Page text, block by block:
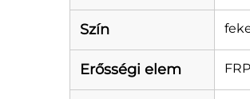
Szín
Erősségi elem FRP